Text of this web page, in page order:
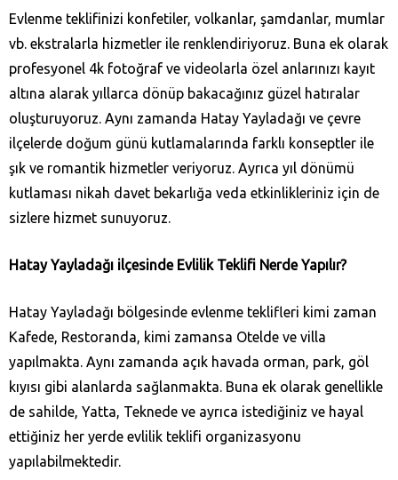
Evlenme teklifinizi konfetiler, volkanlar, şamdanlar, mumlar
vb. ekstralarla hizmetler ile renklendiriyoruz. Buna ek olarak
profesyonel 4k fotoğraf ve videolarla özel anlarınızı kayıt
altına alarak yıllarca dönüp bakacağınız güzel hatıralar
oluşturuyoruz. Aynı zamanda Hatay Yayladağı‎ ve çevre
ilçelerde doğum günü kutlamalarında farklı konseptler ile
şık ve romantik hizmetler veriyoruz. Ayrıca yıl dönümü
kutlaması nikah davet bekarlığa veda etkinlikleriniz için de
sizlere hizmet sunuyoruz.
Hatay Yayladağı‎ ilçesinde Evlilik Teklifi Nerde Yapılır?
Hatay Yayladağı‎ bölgesinde evlenme teklifleri kimi zaman
Kafede, Restoranda, kimi zamansa Otelde ve villa
yapılmakta. Aynı zamanda açık havada orman, park, göl
kıyısı gibi alanlarda sağlanmakta. Buna ek olarak genellikle
de sahilde, Yatta, Teknede ve ayrıca istediğiniz ve hayal
ettiğiniz her yerde evlilik teklifi organizasyonu
yapılabilmektedir.
His Organizasyon